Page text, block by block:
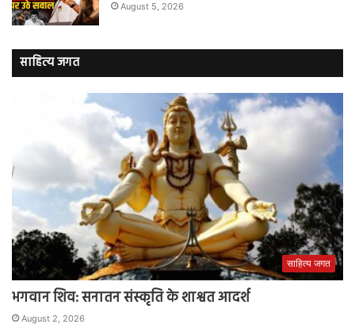
August 5, 2026
साहित्य जगत
साहित्य जगत
भगवान शिव: सनातन संस्कृति के शाश्वत आदर्श
August 2, 2026